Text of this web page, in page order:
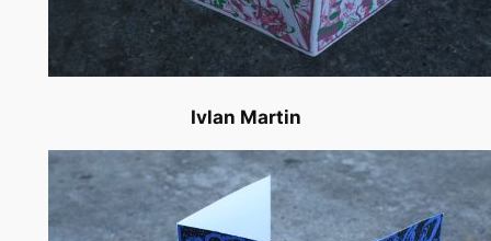
Ivlan Martin